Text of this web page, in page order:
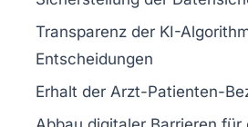
Transparenz der KI-
Entscheidungen
Erhalt der Arzt-Patienten-